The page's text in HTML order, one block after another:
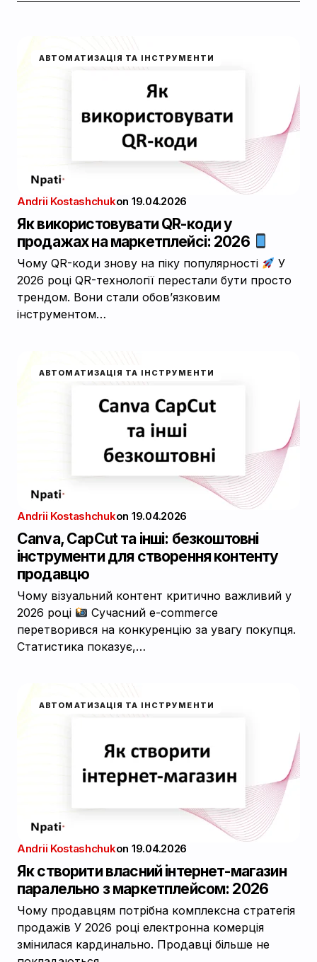
АВТОМАТИЗАЦІЯ ТА ІНСТРУМЕНТИ
Andrii Kostashchukon 19.04.2026
Як використовувати QR-коди у
продажах на маркетплейсі: 2026
Чому QR-коди знову на піку популярності
У
2026 році QR-технології перестали бути просто
трендом. Вони стали обов’язковим
інструментом…
АВТОМАТИЗАЦІЯ ТА ІНСТРУМЕНТИ
Andrii Kostashchukon 19.04.2026
Canva, CapCut та інші: безкоштовні
інструменти для створення контенту
продавцю
Чому візуальний контент критично важливий у
2026 році
Сучасний e-commerce
перетворився на конкуренцію за увагу покупця.
Статистика показує,…
АВТОМАТИЗАЦІЯ ТА ІНСТРУМЕНТИ
Andrii Kostashchukon 19.04.2026
Як створити власний інтернет-магазин
паралельно з маркетплейсом: 2026
Чому продавцям потрібна комплексна стратегія
продажів У 2026 році електронна комерція
змінилася кардинально. Продавці більше не